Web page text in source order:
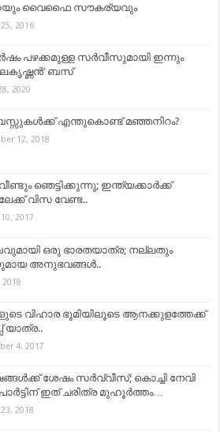
വൈഫൈ സൗകര്യവും
2016
പഴക്കമുള്ള സർവീസുമായി ഇന്നും
ബസ്
2020
എന്തുകൊണ്ട് മഞ്ഞനിറം?
12, 2018
ഞെട്ടിക്കുന്നു; ഇന്ത്യക്കാര്‍ക്ക്
വിസ വേണ്ട..
2017
ഒരു ഭാരതയാത്ര; നല്ലതും
അനുഭവങ്ങൾ..
2018
വിഹാര ഭൂമിയിലൂടെ ആനക്കുളത്തേക്ക്
യാത്ര..
4, 2017
ശേഷം സർവ്വീസ്; കൊച്ചി നേവി
ഇത് ചരിത്ര മുഹൂർത്തം…
2018